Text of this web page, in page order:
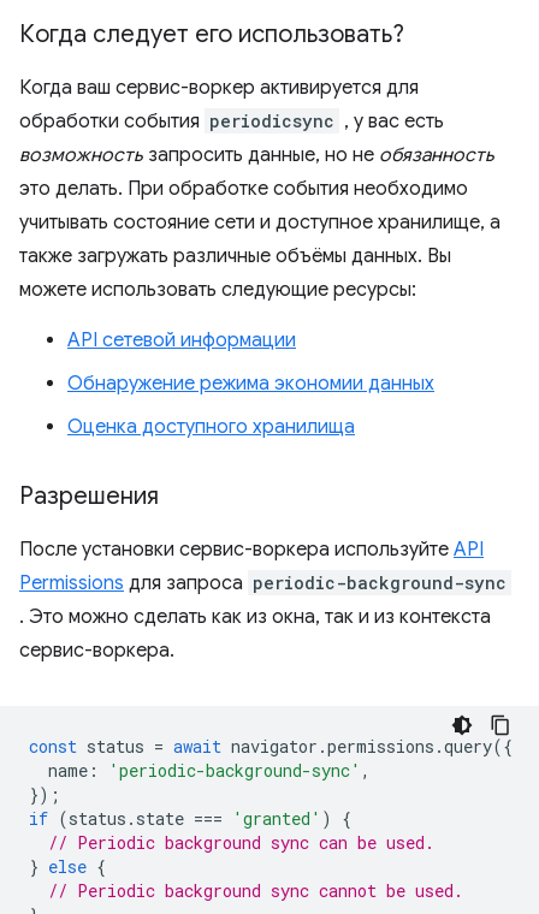
Когда следует его использовать?
Когда ваш сервис-воркер активируется для
обработки события periodicsync , у вас есть
возможность запросить данные, но не обязанность
это делать. При обработке события необходимо
учитывать состояние сети и доступное хранилище, а
также загружать различные объёмы данных. Вы
можете использовать следующие ресурсы:
API сетевой информации
Обнаружение режима экономии данных
Оценка доступного хранилища
Разрешения
После установки сервис-воркера используйте API
Permissions для запроса periodic-background-sync
. Это можно сделать как из окна, так и из контекста
сервис-воркера.
const status = await navigator .permissions .query({
name : 'periodic-background-sync' ,
});
if (status . state === 'granted' )
{
// Periodic background sync can be used.
} else {
// Periodic background sync cannot be used.